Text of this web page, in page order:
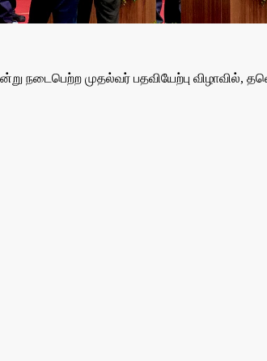
நடைபெற்ற முதல்வர் பதவியேற்பு விழாவில்,